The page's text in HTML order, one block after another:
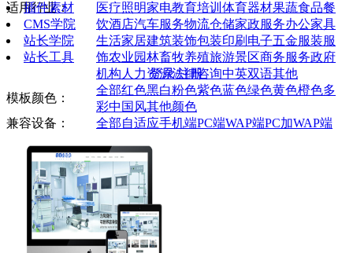
插件素材
CMS学院
站长学院
站长工具
登录/注册
适用行业：
医疗照明家电教育培训 体育器材果蔬食品餐
饮酒店汽车服务物流仓储家政服务办公家具
生活家居建筑装饰包装印刷 电子五金服装服
饰农业园林畜牧养殖旅游景区商务服务政府
机构人力资源法律咨询中英双语其他
模板颜色：
全部红色黑白粉色紫色蓝色绿色黄色橙色多
彩中国风其他颜色
兼容设备：
全部自适应手机端PC端WAP端PC加WAP端